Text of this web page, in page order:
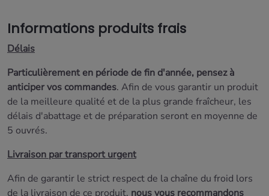
Informations produits frais
Délais
Particulièrement en période de fin d'année, pensez à
anticiper vos commandes. Afin de vous garantir un produit
de la meilleure qualité et de la plus grande fraîcheur, les
délais d'abattage et de préparation seront en moyenne de
5 ouvrés.
Livraison par transport urgent
Afin de garantir le strict respect de la chaîne du froid lors
de la livraison de ce produit, nous vous recommandons